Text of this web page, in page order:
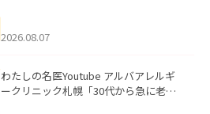
ました。
2026.08.07
わたしの名医Youtube アルバアレルギ
ークリニック札幌「30代から急に老け